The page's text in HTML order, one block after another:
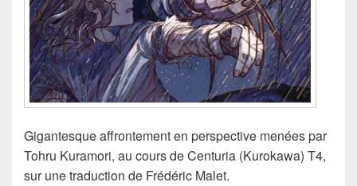
Gigantesque affrontement en perspective menées par
Tohru Kuramori, au cours de Centuria (Kurokawa) T4,
sur une traduction de Frédéric Malet.